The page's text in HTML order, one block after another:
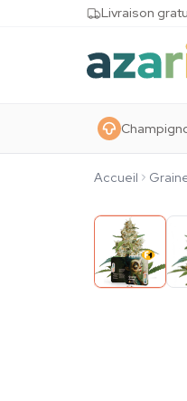
Skip to contentLivraison
Accueil